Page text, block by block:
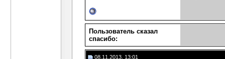
Пользователь сказал
cпасибо:
08.11.2013, 13:01